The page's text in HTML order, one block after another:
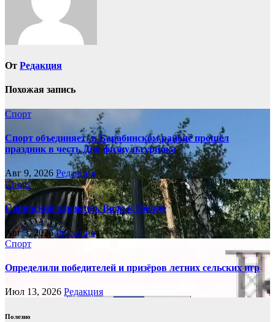
От Редакция
Похожая запись
Спорт
Спорт объединяет: в Барабинском районе прошёл
праздник в честь Дня физкультурника
Авг 9, 2026 Редакция
Спорт
Сибирский характер. Воля к Победе
Авг 3, 2026Редакция
Спорт
Определили победителей и призёров летних сельских игр
Июл 13, 2026 Редакция
Полезно